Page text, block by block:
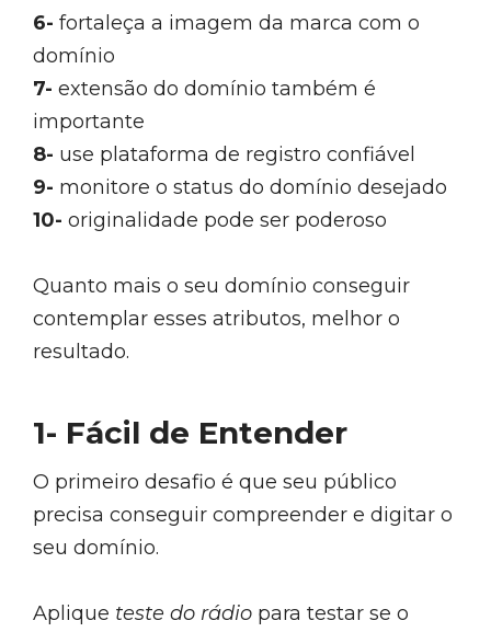
6- fortaleça a imagem da marca com o
domínio
7- extensão do domínio também é
importante
8- use plataforma de registro confiável
9- monitore o status do domínio desejado
10- originalidade pode ser poderoso
Quanto mais o seu domínio conseguir
contemplar esses atributos, melhor o
resultado.
1- Fácil de Entender
O primeiro desafio é que seu público
precisa conseguir compreender e digitar o
seu domínio.
Aplique teste do rádio para testar se o